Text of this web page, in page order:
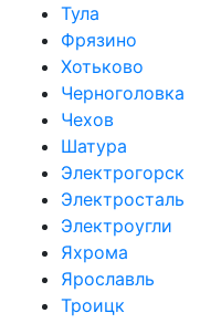
Тула
Фрязино
Хотьково
Черноголовка
Чехов
Шатура
Электрогорск
Электросталь
Электроугли
Яхрома
Ярославль
Троицк